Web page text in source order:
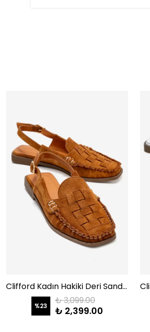
Clifford Kadın Hakiki Deri Sandalet Taba Süet
%23 ₺ 3,099.00
₺ 2,399.00